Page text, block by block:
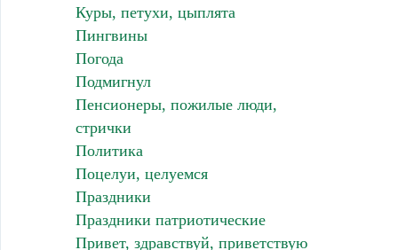
Куры, петухи, цыплята
Пингвины
Погода
Подмигнул
Пенсионеры, пожилые люди,
стрички
Политика
Поцелуи, целуемся
Праздники
Праздники патриотические
Привет, здравствуй, приветствую